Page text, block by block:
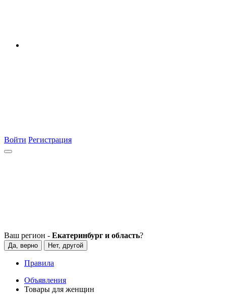
Войти Регистрация
Ваш регион - Екатеринбург и область?
Да, верно Нет, другой
Правила
Объявления
Товары для женщин